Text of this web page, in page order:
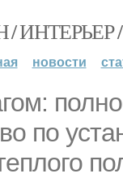
ИНТЕРЬЕР
новости
по